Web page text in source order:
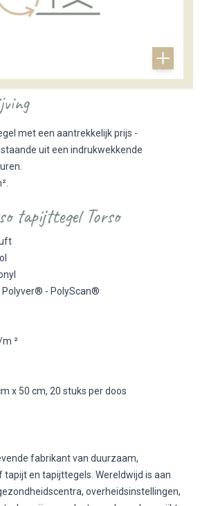
met een aantrekkelijk prijs -
uit een indrukwekkende
tapijttegel Torso
Polyver® - PolyScan®
²
x 50 cm, 20 stuks per doos
fabrikant van duurzaam,
en tapijttegels. Wereldwijd is aan
overheidsinstellingen,